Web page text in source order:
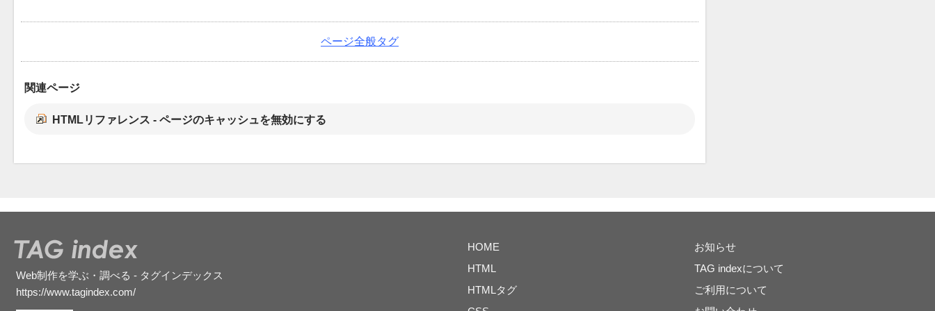
ページ全般タグ
関連ページ
HTMLリファレンス - ページのキャッシュを無効にする
HOME
HTML
HTMLタグ
お知らせ
TAG indexについて
ご利用について
Web制作を学ぶ・調べる - タグインデックス
https://www.tagindex.com/